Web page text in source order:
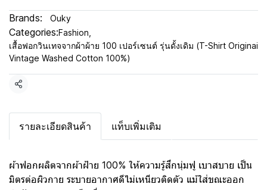
Brands: Ouky
Categories:Fashion
เสื้อฟอกวินเทจจากผ้าผ้าย 100 เปอร์เซนต์ รุ่นดั้งเดิม (T-Shirt Originai
Vintage Washed Cotton 100%)
Share
รายละเอียดสินค้า แท็บเพิ่มเติม
ผ้าฟอกผลิตจากผ้าฝ้าย 100% ให้ความรู้สึกนุ่มฟู เบาสบาย เป็น
มิตรต่อผิวกาย ระบายอากาศดีไม่เหนียวติดตัว แม้ใส่ขณะออก